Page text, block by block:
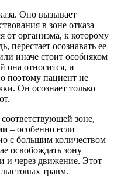
Оно вызывает
в зоне отказа –
от организма, к которому
перестает осознавать ее
иначе стоит особняком
она относится, и
поэтому пациент не
Он осознает только
зоне,
– особенно если
с большим количеством
освобождать зону
и через движение. Этот
травм.